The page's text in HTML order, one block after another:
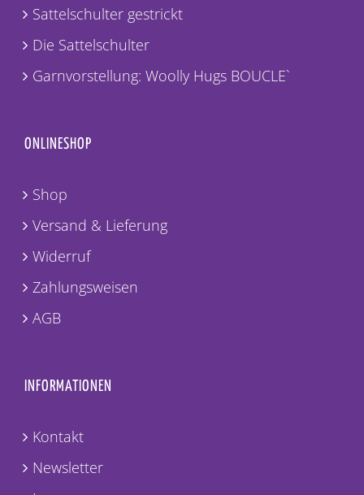
Sattelschulter gestrickt
Die Sattelschulter
Garnvorstellung: Woolly Hugs BOUCLE`
ONLINESHOP
Shop
Versand & Lieferung
Widerruf
Zahlungsweisen
AGB
INFORMATIONEN
Kontakt
Newsletter